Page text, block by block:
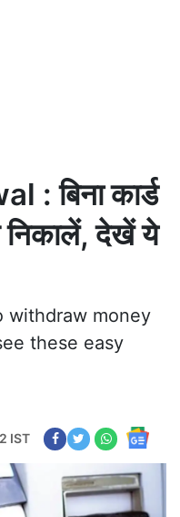
बिना कार्ड
देखें ये
withdraw money
these easy
IST